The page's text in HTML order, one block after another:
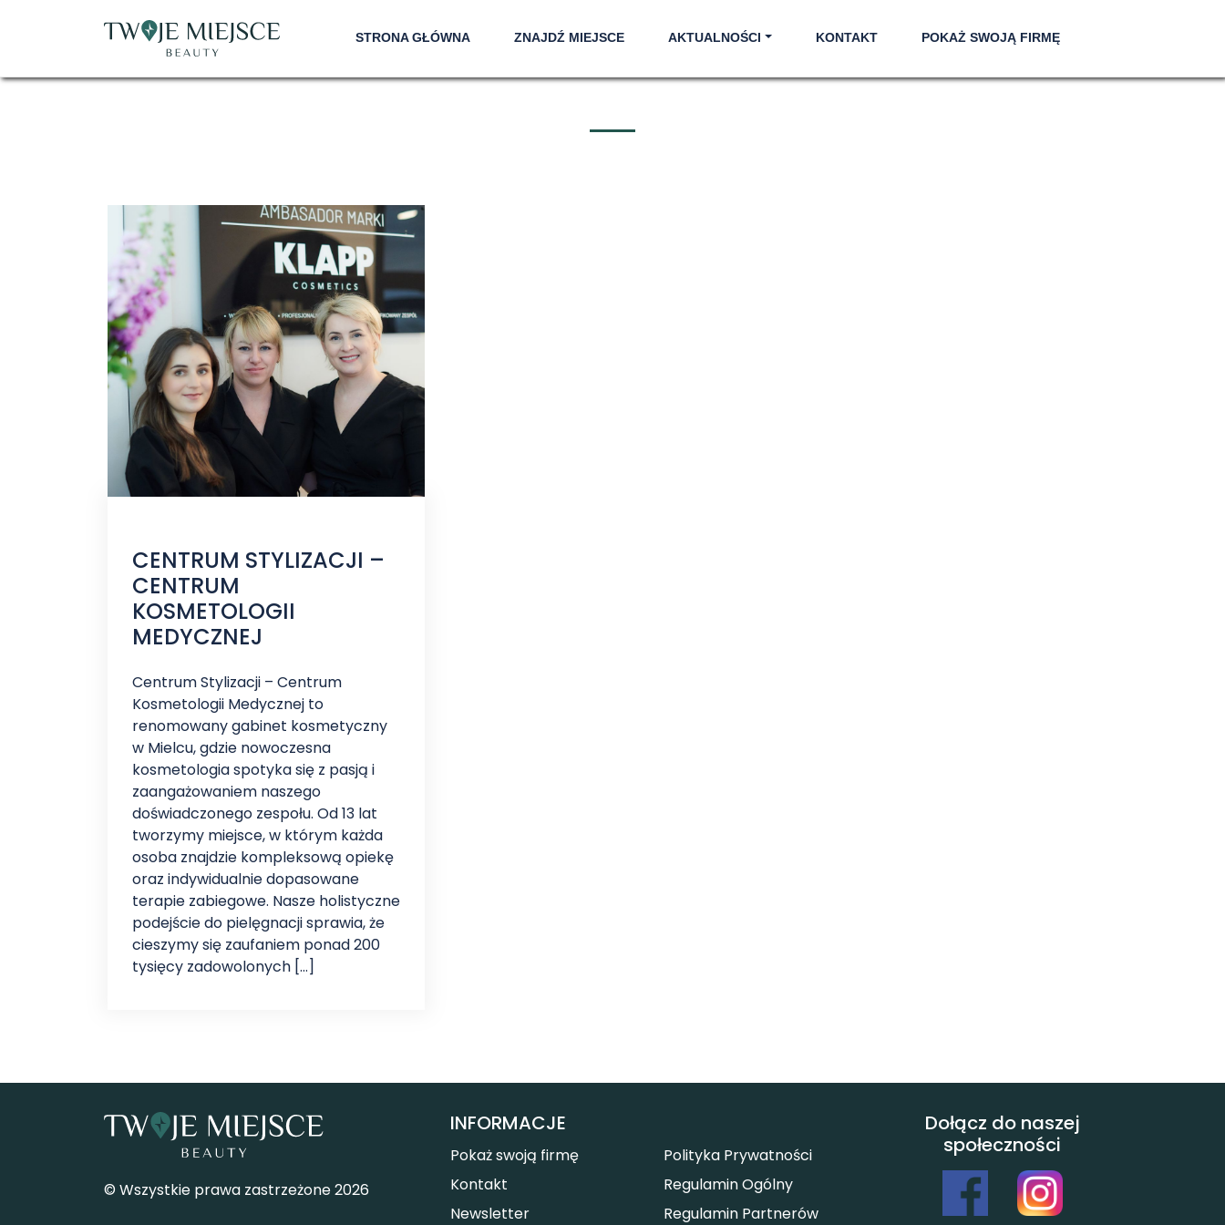
STRONA GŁÓWNA ZNAJDŹ MIEJSCE AKTUALNOŚCI KONTAKT POKAŻ SWOJĄ FIRMĘ
CENTRUM STYLIZACJI –
CENTRUM
KOSMETOLOGII
MEDYCZNEJ
Centrum Stylizacji – Centrum
Kosmetologii Medycznej to
renomowany gabinet kosmetyczny
w Mielcu, gdzie nowoczesna
kosmetologia spotyka się z pasją i
zaangażowaniem naszego
doświadczonego zespołu. Od 13 lat
tworzymy miejsce, w którym każda
osoba znajdzie kompleksową opiekę
oraz indywidualnie dopasowane
terapie zabiegowe. Nasze holistyczne
podejście do pielęgnacji sprawia, że
cieszymy się zaufaniem ponad 200
tysięcy zadowolonych […]
© Wszystkie prawa zastrzeżone 2026
INFORMACJE
Pokaż swoją firmę
Kontakt
Newsletter
Polityka Prywatności
Regulamin Ogólny
Regulamin Partnerów
Dołącz do naszej
społeczności